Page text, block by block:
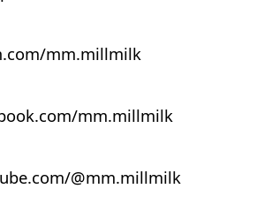
mm.millmilk
mm.millmilk
@mm.millmilk